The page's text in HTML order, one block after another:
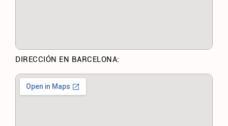
DIRECCIÓN EN BARCELONA: